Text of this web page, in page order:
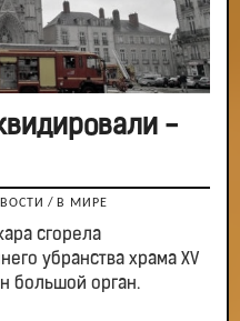
-
/ В МИРЕ
сгорела
убранства храма XV
большой орган.